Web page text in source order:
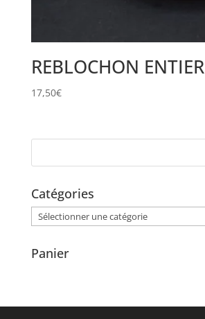
REBLOCHON ENTIER
17,50€
Catégories
Catégories
Panier